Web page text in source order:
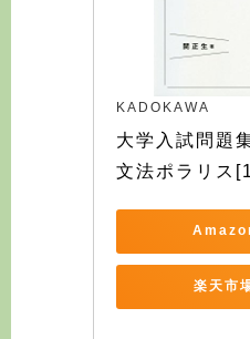
KADOKAWA
大学入試問題
文法ポラリス
楽天市